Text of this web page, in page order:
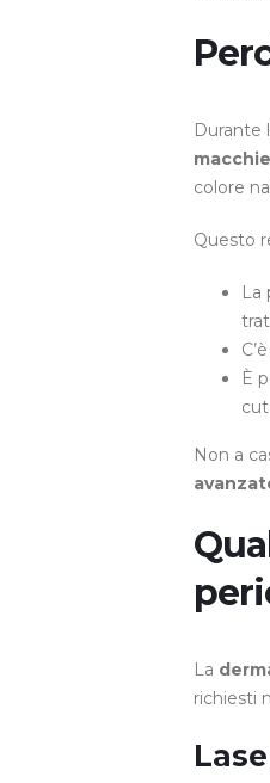
Durante
colore
Questo
La
È
Non a
La
richiesti